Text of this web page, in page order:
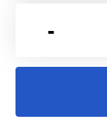
-